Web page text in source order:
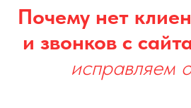
Почему нет
и звонков с
исправляем